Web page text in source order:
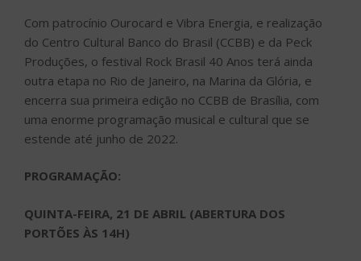
Com patrocínio Ourocard e Vibra Energia, e realização
do Centro Cultural Banco do Brasil (CCBB) e da Peck
Produções, o festival Rock Brasil 40 Anos terá ainda
outra etapa no Rio de Janeiro, na Marina da Glória, e
encerra sua primeira edição no CCBB de Brasília, com
uma enorme programação musical e cultural que se
estende até junho de 2022.
PROGRAMAÇÃO:
QUINTA-FEIRA, 21 DE ABRIL (ABERTURA DOS
PORTÕES ÀS 14H)